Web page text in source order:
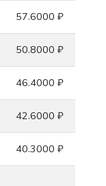
57.6000 ₽
50.8000 ₽
46.4000 ₽
42.6000 ₽
40.3000 ₽